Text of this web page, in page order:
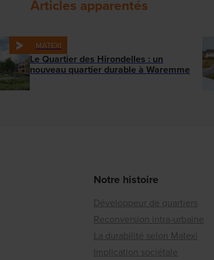
Articles apparentés
MATEXI
Le Quartier des Hirondelles : un
nouveau quartier durable à Waremme
Notre histoire
Développeur de quartiers
Reconversion intra-urbaine
La durabilité selon Matexi
Implication sociétale